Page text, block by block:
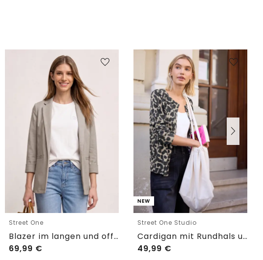
Street One
Blazer im langen und offenen Schnitt
69,99 €
NEW
Street One Studio
Cardigan mit Rundhals und Print
49,99 €